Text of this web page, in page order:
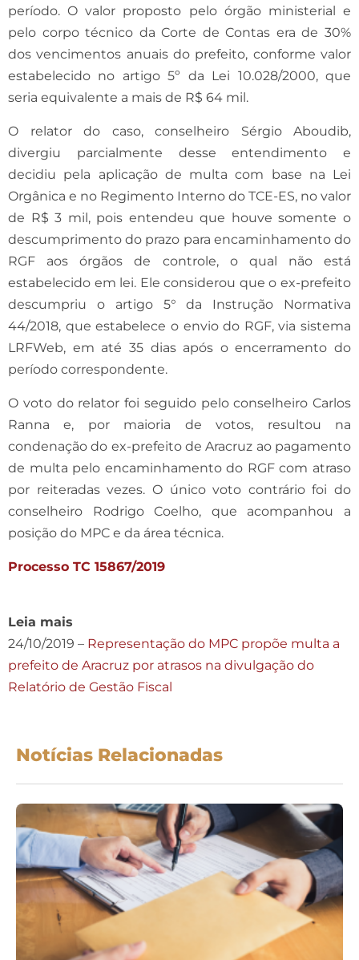
período. O valor proposto pelo órgão ministerial e
pelo corpo técnico da Corte de Contas era de 30%
dos vencimentos anuais do prefeito, conforme valor
estabelecido no artigo 5º da Lei 10.028/2000, que
seria equivalente a mais de R$ 64 mil.
O relator do caso, conselheiro Sérgio Aboudib,
divergiu parcialmente desse entendimento e
decidiu pela aplicação de multa com base na Lei
Orgânica e no Regimento Interno do TCE-ES, no valor
de R$ 3 mil, pois entendeu que houve somente o
descumprimento do prazo para encaminhamento do
RGF aos órgãos de controle, o qual não está
estabelecido em lei. Ele considerou que o ex-prefeito
descumpriu o artigo 5° da Instrução Normativa
44/2018, que estabelece o envio do RGF, via sistema
LRFWeb, em até 35 dias após o encerramento do
período correspondente.
O voto do relator foi seguido pelo conselheiro Carlos
Ranna e, por maioria de votos, resultou na
condenação do ex-prefeito de Aracruz ao pagamento
de multa pelo encaminhamento do RGF com atraso
por reiteradas vezes. O único voto contrário foi do
conselheiro Rodrigo Coelho, que acompanhou a
posição do MPC e da área técnica.
Processo TC 15867/2019
Leia mais
24/10/2019 – Representação do MPC propõe multa a
prefeito de Aracruz por atrasos na divulgação do
Relatório de Gestão Fiscal
Notícias Relacionadas